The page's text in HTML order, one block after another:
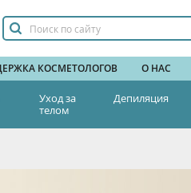
КОСМЕТОЛОГОВ О НАС
Уход за
телом
Депиляция